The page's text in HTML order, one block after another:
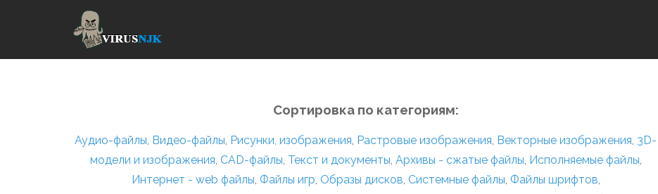
Сортировка по категориям:
Аудио-файлы, Видео-файлы, Рисунки, изображения, Растровые изображения, Векторные изображения, 3D-
модели и изображения, CAD-файлы, Текст и документы, Архивы - сжатые файлы, Исполняемые файлы,
Интернет - web файлы, Файлы игр, Образы дисков, Системные файлы, Файлы шрифтов,